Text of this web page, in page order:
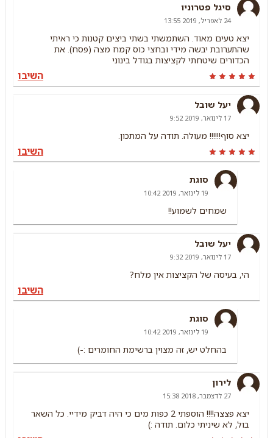
סיגל פטרוניו
24 לאפריל, 2019 13:55
יצא טעים מאוד. השתמשתי בשתי ביצים קטנות כי ראיתי
שהתערובת יבשה מידי ובחצי כוס קמח מצה (פסח). את
הכדורים שיטחתי לקציצות בגודל בינוני
השיבו
יעל שובל
17 לינואר, 2019 9:52
יצא סוף!!!!!! מעולה. תודה על המתכון.
השיבו
סוגת
19 לינואר, 2019 10:42
שמחים לשמוע!!
יעל שובל
17 לינואר, 2019 9:32
הי, בעיסה של הקציצות אין מלח?
השיבו
סוגת
19 לינואר, 2019 10:42
בהחלט יש, זה מצוין ברשימת החומרים :-)
לירון
27 לדצמבר, 2018 15:38
יצא פצצה!!!! הוספתי 2 כפות מים כי היה דביק מידיי. כל השאר
בול, לא שיניתי כלום. תודה :)